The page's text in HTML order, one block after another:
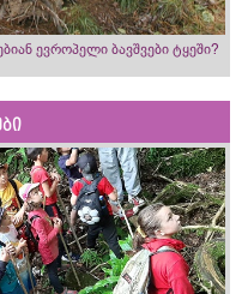
ევროპელი ბავშვები ტყეში?